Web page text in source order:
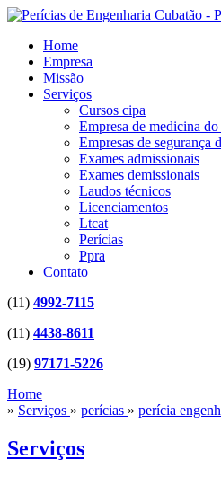
Home
Empresa
Missão
Serviços
Cursos cipa
Empresa de medicina
Empresas de segurança
Exames admissionais
Exames demissionais
Laudos técnicos
Licenciamentos
Ltcat
Perícias
Ppra
Contato
(11) 4992-7115
(11) 4438-8611
(19) 97171-5226
Home
» Serviços » perícias » perícia
Serviços